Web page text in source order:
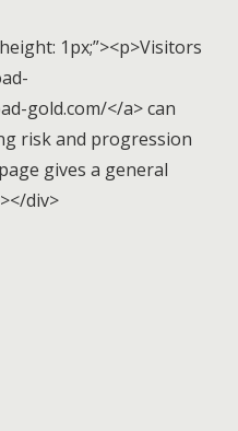
1px;”><p>Visitors
gold.com/</a> can
risk and progression
gives a general
div>
progression across